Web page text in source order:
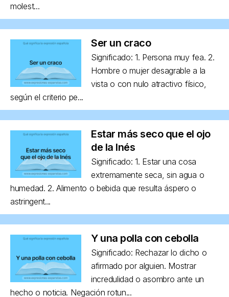
molest...
Ser un craco
Significado: 1. Persona muy fea. 2.
Hombre o mujer desagrable a la
vista o con nulo atractivo físico,
según el criterio pe...
Estar más seco que el ojo
de la Inés
Significado: 1. Estar una cosa
extremamente seca, sin agua o
humedad. 2. Alimento o bebida que resulta áspero o
astringent...
Y una polla con cebolla
Significado: Rechazar lo dicho o
afirmado por alguien. Mostrar
incredulidad o asombro ante un
hecho o noticia. Negación rotun...